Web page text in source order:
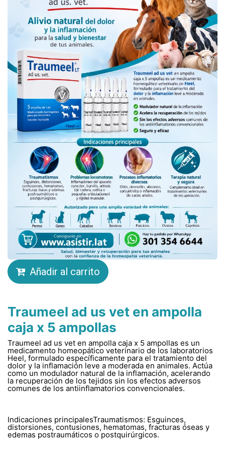
Añadir al carrito
Traumeel ad us vet en ampolla
caja x 5 ampollas
Traumeel ad us vet en ampolla caja x 5 ampollas es un
medicamento homeopático veterinario de los laboratorios
Heel, formulado específicamente para el tratamiento del
dolor y la inflamación leve a moderada en animales. Actúa
como un modulador natural de la inflamación, acelerando
la recuperación de los tejidos sin los efectos adversos
comunes de los antiinflamatorios convencionales.
Indicaciones principalesTraumatismos: Esguinces,
distorsiones, contusiones, hematomas, fracturas óseas y
edemas postraumáticos o postquirúrgicos.